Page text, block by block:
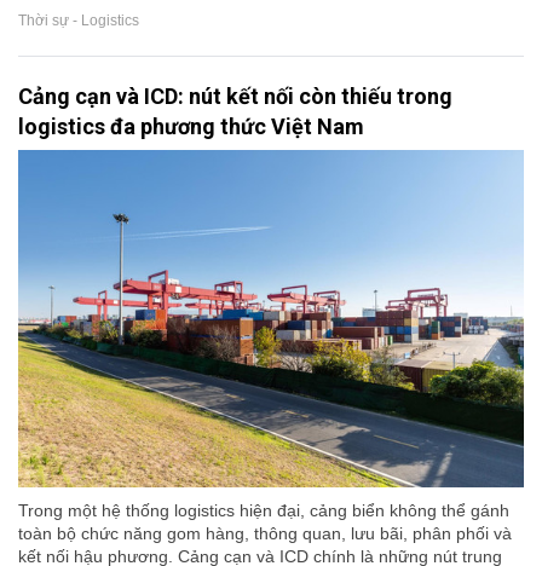
Thời sự - Logistics
Cảng cạn và ICD: nút kết nối còn thiếu trong
logistics đa phương thức Việt Nam
Trong một hệ thống logistics hiện đại, cảng biển không thể gánh
toàn bộ chức năng gom hàng, thông quan, lưu bãi, phân phối và
kết nối hậu phương. Cảng cạn và ICD chính là những nút trung